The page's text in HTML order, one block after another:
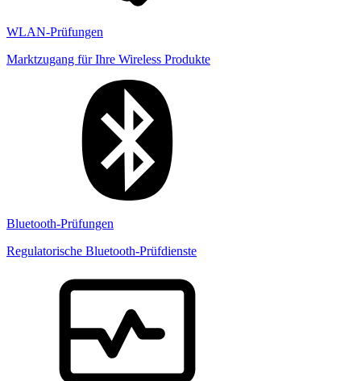
WLAN-Prüfungen
Marktzugang für Ihre Wireless Produkte
Bluetooth-Prüfungen
Regulatorische Bluetooth-Prüfdienste